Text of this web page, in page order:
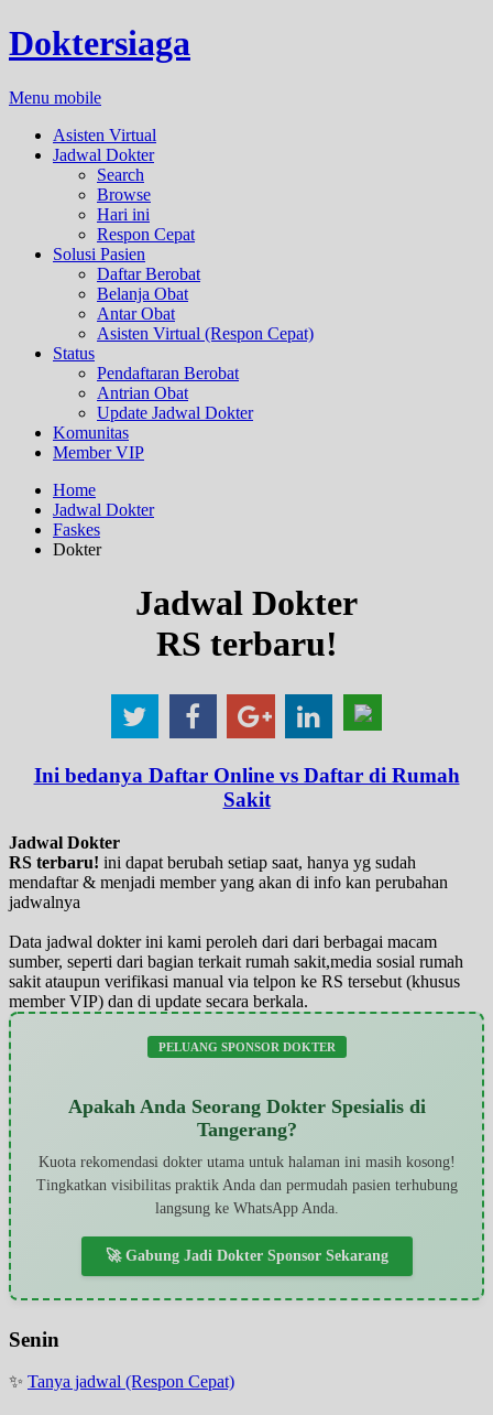
Doktersiaga
Menu mobile
Asisten Virtual
Jadwal Dokter
Search
Browse
Hari ini
Respon Cepat
Solusi Pasien
Daftar Berobat
Belanja Obat
Antar Obat
Asisten Virtual (Respon Cepat)
Status
Pendaftaran Berobat
Antrian Obat
Update Jadwal Dokter
Komunitas
Member VIP
Home
Jadwal Dokter
Faskes
Dokter
Jadwal Dokter
RS terbaru!
Ini bedanya Daftar Online vs Daftar di Rumah
Sakit
Jadwal Dokter
RS terbaru! ini dapat berubah setiap saat, hanya yg sudah
mendaftar & menjadi member yang akan di info kan perubahan
jadwalnya
Data jadwal dokter ini kami peroleh dari dari berbagai macam
sumber, seperti dari bagian terkait rumah sakit,media sosial rumah
sakit ataupun verifikasi manual via telpon ke RS tersebut (khusus
member VIP) dan di update secara berkala.
PELUANG SPONSOR DOKTER
Apakah Anda Seorang Dokter Spesialis di
Tangerang?
Kuota rekomendasi dokter utama untuk halaman ini masih kosong!
Tingkatkan visibilitas praktik Anda dan permudah pasien terhubung
langsung ke WhatsApp Anda.
🚀 Gabung Jadi Dokter Sponsor Sekarang
Senin
✨ Tanya jadwal (Respon Cepat)